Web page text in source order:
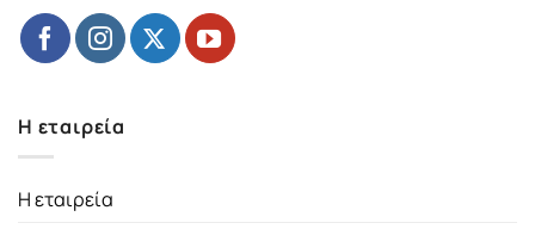
Η εταιρεία
Η εταιρεία